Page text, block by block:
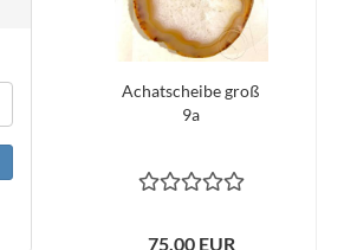
Achatscheibe groß
9a
75,00 EUR